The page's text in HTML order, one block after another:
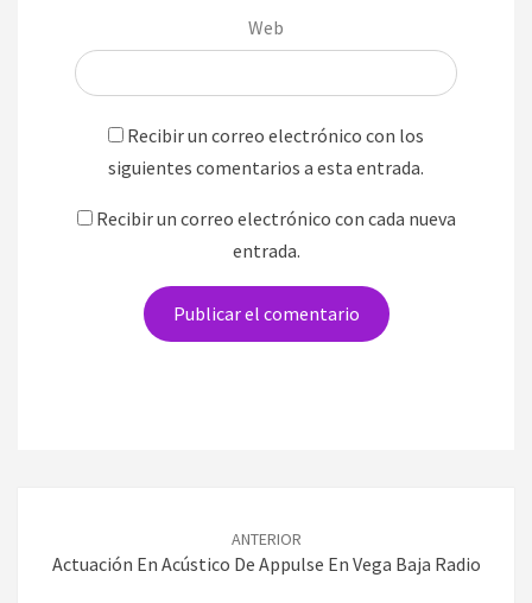
Web
Recibir un correo electrónico con los
siguientes comentarios a esta entrada.
Recibir un correo electrónico con cada nueva
entrada.
entradas
ANTERIOR
Actuación En Acústico De Appulse En Vega Baja Radio